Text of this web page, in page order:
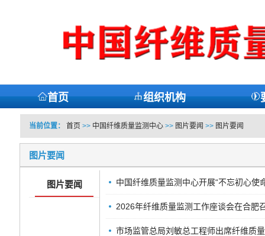
首页 组织机构
当前位置： 首页 >> 中国纤维质量监测中心>> 图片要闻 >> 图片要闻
图片要闻
图片要闻 中国纤维质量监测中心开展“不忘初心使
2026年纤维质量监测工作座谈会在合肥
市场监管总局刘敏总工程师出席纤维质